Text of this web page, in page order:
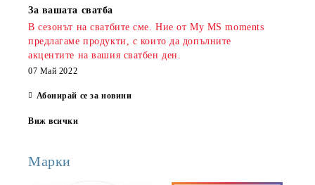
За вашата сватба
В сезонът на сватбите сме. Ние от My MS moments
предлагаме продукти, с които да допълните
акцентите на вашия сватбен ден.
07 Май 2022
Абонирай се за новини
Виж всички
Марки